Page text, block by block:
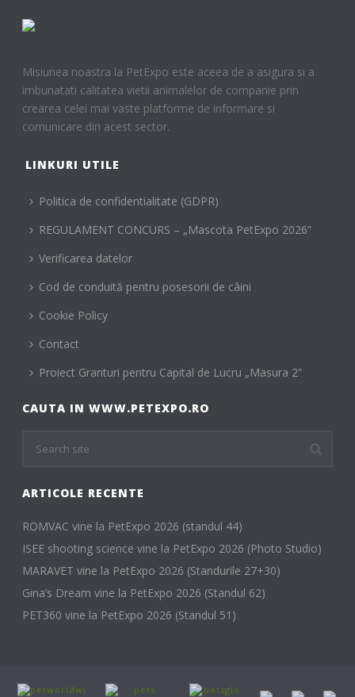
Misiunea noastra la PetExpo este aceea de a asigura si a
imbunatati calitatea vietii animalelor de companie prin
crearea celei mai vaste platforme de informare si
comunicare din acest sector.
LINKURI UTILE
Politica de confidentialitate (GDPR)
REGULAMENT CONCURS – „Mascota PetExpo 2026”
Verificarea datelor
Cod de conduită pentru posesorii de câini
Cookie Policy
Contact
Proiect Granturi pentru Capital de Lucru „Masura 2”
CAUTA IN WWW.PETEXPO.RO
ARTICOLE RECENTE
ROMVAC vine la PetExpo 2026 (standul 44)
ISEE shooting science vine la PetExpo 2026 (Photo Studio)
MARAVET vine la PetExpo 2026 (Standurile 27+30)
Gina’s Dream vine la PetExpo 2026 (Standul 62)
PET360 vine la PetExpo 2026 (Standul 51)